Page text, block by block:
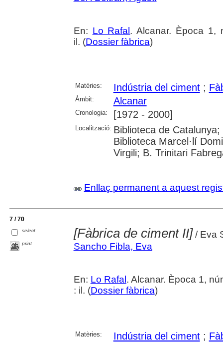
En: Lo Rafal. Alcanar. Època 1,
il. (Dossier fàbrica)
Matèries: Indústria del ciment;
Àmbit: Alcanar
Cronologia: [1972 - 2000]
Localització: Biblioteca de
Biblioteca Marcel·lí
Virgili; B. Trinitari
Enllaç permanent a aquest
7 / 70
select
print
[Fàbrica de ciment II]/ Eva
Sancho Fibla, Eva
En: Lo Rafal. Alcanar. Època 1,
: il. (Dossier fàbrica)
Matèries: Indústria del ciment;